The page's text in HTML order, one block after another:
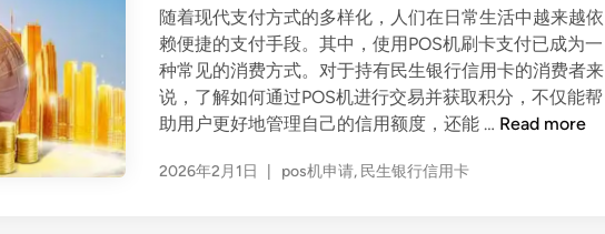
信
用
卡
，
2
d
i
n
随着现代支付方式的多样化，人们在日常生活中越来越依
赖便捷的支付手段。其中，使用POS机刷卡支付已成为一
种常见的消费方式。对于持有民生银行信用卡的消费者来
说，了解如何通过POS机进行交易并获取积分，不仅能帮
助用户更好地管理自己的信用额度，还能 … 银
Read more
2026年2月1日 pos机申请, 民生银行信用卡